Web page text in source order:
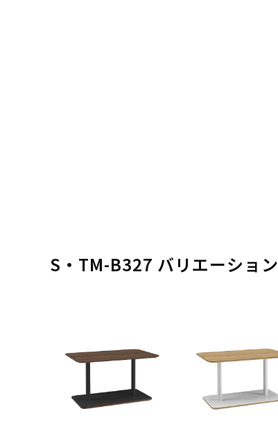
S・TM-B327 バリエーション